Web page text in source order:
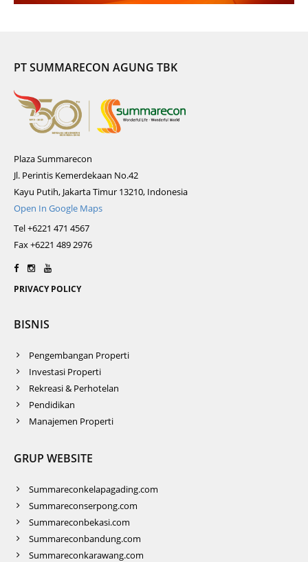
PT SUMMARECON AGUNG TBK
Plaza Summarecon
Jl. Perintis Kemerdekaan No.42
Kayu Putih, Jakarta Timur 13210, Indonesia
Open In Google Maps
Tel +6221 471 4567
Fax +6221 489 2976
PRIVACY POLICY
BISNIS
Pengembangan Properti
Investasi Properti
Rekreasi & Perhotelan
Pendidikan
Manajemen Properti
GRUP WEBSITE
Summareconkelapagading.com
Summareconserpong.com
Summareconbekasi.com
Summareconbandung.com
Summareconkarawang.com